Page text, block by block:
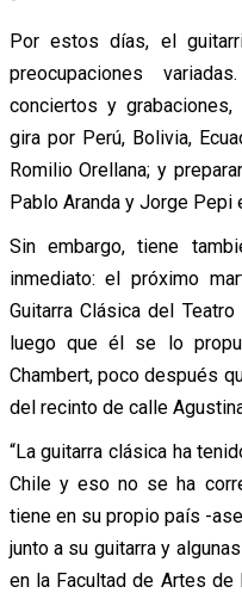
Por estos días, el
preocupaciones
conciertos y
gira por Perú, Bolivia,
Romilio Orellana; y
Pablo Aranda y Jorge Pepi
Sin embargo, tiene
inmediato: el próximo
Guitarra Clásica del
luego que él se lo
Chambert, poco después
del recinto de calle
“La guitarra clásica ha
Chile y eso no se ha
tiene en su propio país -
junto a su guitarra y
en la Facultad de Artes de